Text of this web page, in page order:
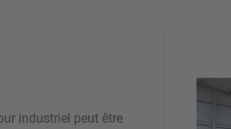
industriel peut être